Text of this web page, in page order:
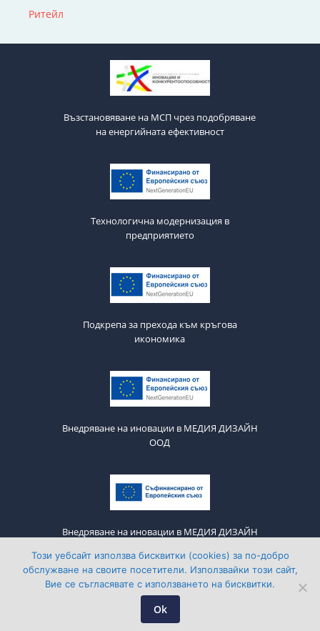
Ритейл
Възстановяване на МСП чрез подобряване
на енергийната ефективност
Технологична модернизация в
предприятието
Подкрепа за прехода към кръгова
икономика
Внедряване на иновации в МЕДИЯ ДИЗАЙН
ООД
Внедряване на иновации в МЕДИЯ ДИЗАЙН
Media Design © 2011-2026 All Rights Reserved
Този уебсайт използва бисквитки (cookies) за по-добро
обслужване на своите посетители. Използвайки този сайт,
Вие се съгласявате с използването на бисквитки.
Ok